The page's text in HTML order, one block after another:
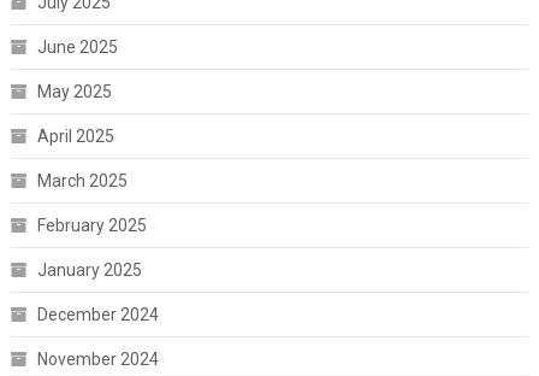
June 2025
May 2025
April 2025
March 2025
February 2025
January 2025
December 2024
November 2024